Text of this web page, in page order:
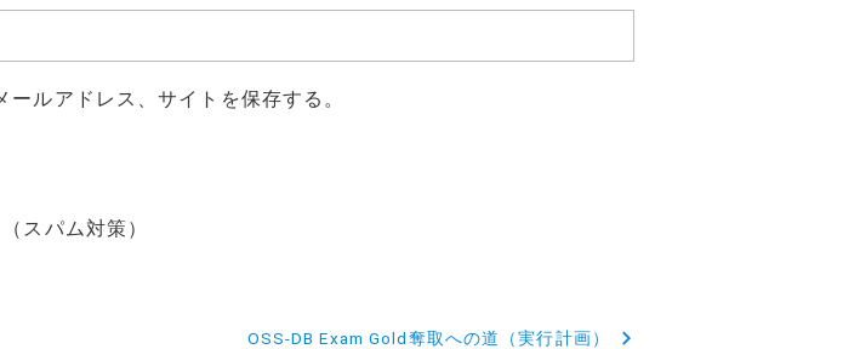
ルアドレス、サイトを保存する。
スパム対策）
OSS-DB Exam Gold奪取への道（実行計画）